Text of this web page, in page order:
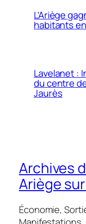
L’Ariège
habitants
Lavelanet :
du centre
Jaurès
Archives
Ariège
Économie,